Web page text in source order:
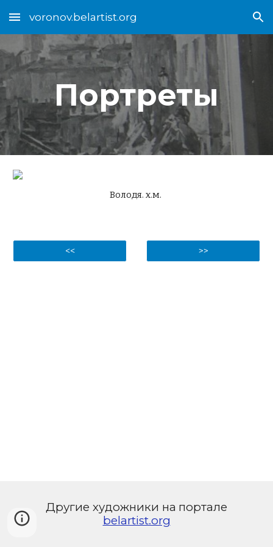
Skip to main content Skip to navigation
voronov.belartist.org
Портреты
Володя. х.м.
<< >>
Другие художники на портале
belartist.org